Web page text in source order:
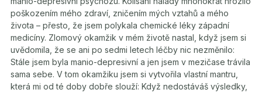
poškozením mého zdraví, zničením mých vztahů a mého
života – přesto, že jsem polykala chemické léky západní
medicíny. Zlomový okamžik v mém životě nastal, když jsem si
uvědomila, že se ani po sedmi letech léčby nic nezměnilo:
Stále jsem byla manio-depresivní a jen jsem v mezičase trávila
sama sebe. V tom okamžiku jsem si vytvořila vlastní mantru,
která mi od té doby dobře slouží: Když nedostáváš výsledky,